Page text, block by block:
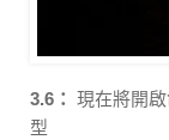
3.6： 現在將開
型